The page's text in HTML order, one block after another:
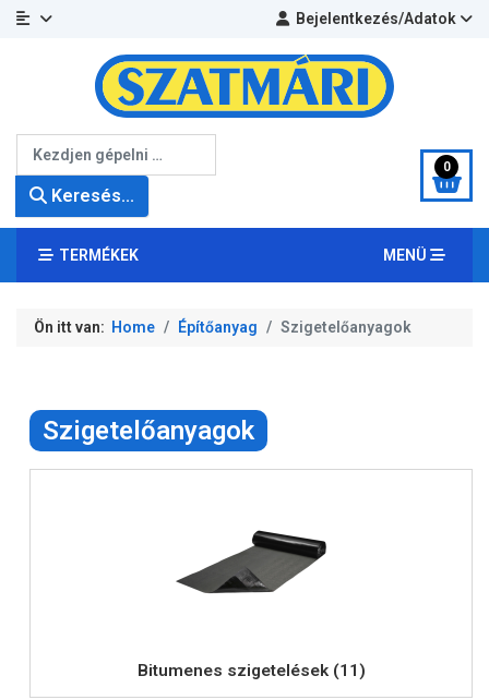
Bejelentkezés/Adatok
Keresés...
0
TERMÉKEK MENÜ
Ön itt van: Home Építőanyag Szigetelőanyagok
Szigetelőanyagok
Bitumenes szigetelések (11)